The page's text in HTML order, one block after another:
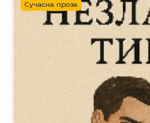
Сучасна проза